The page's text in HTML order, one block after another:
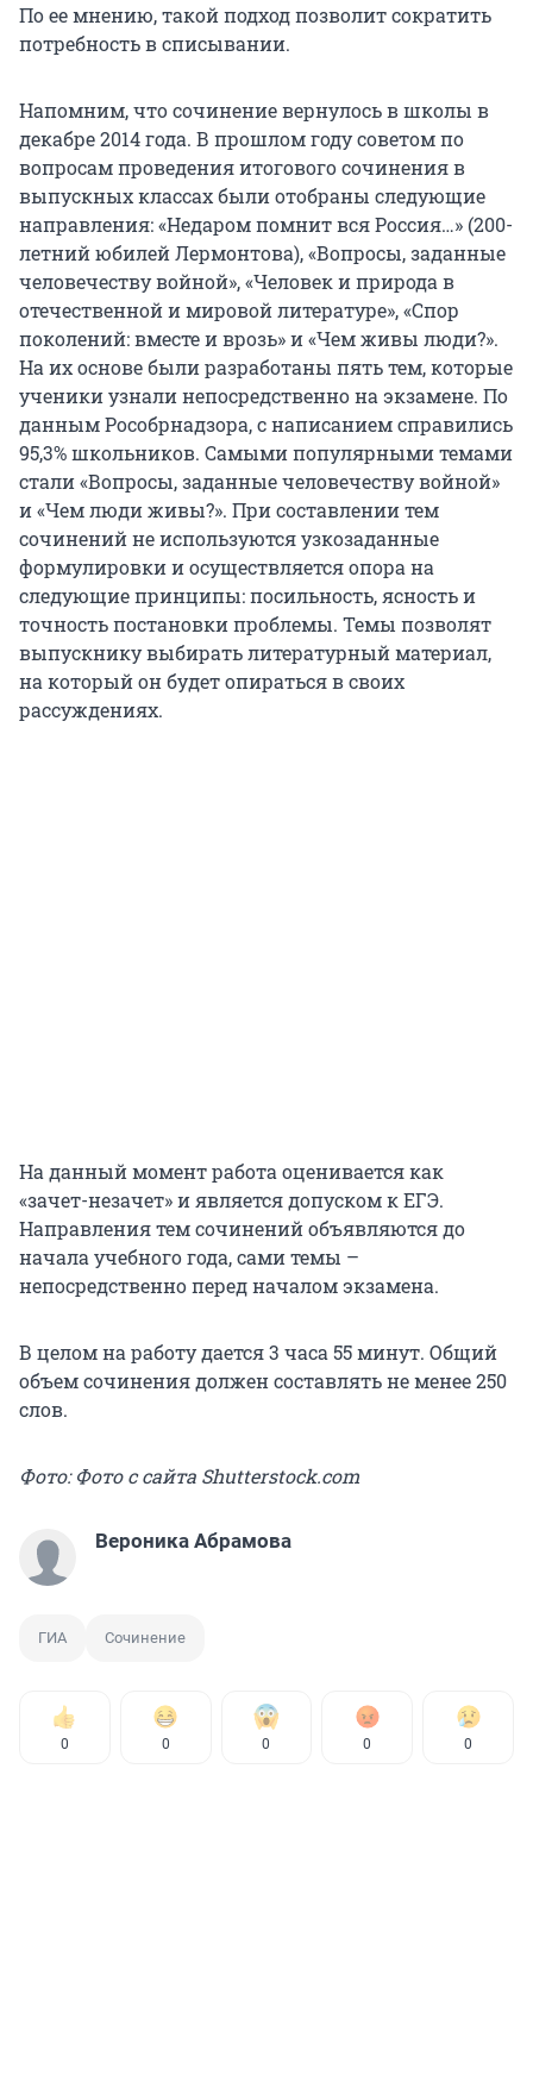
По ее мнению, такой подход позволит сократить
потребность в списывании.
Напомним, что сочинение вернулось в школы в
декабре 2014 года. В прошлом году советом по
вопросам проведения итогового сочинения в
выпускных классах были отобраны следующие
направления: «Недаром помнит вся Россия…» (200-
летний юбилей Лермонтова), «Вопросы, заданные
человечеству войной», «Человек и природа в
отечественной и мировой литературе», «Спор
поколений: вместе и врозь» и «Чем живы люди?».
На их основе были разработаны пять тем, которые
ученики узнали непосредственно на экзамене. По
данным Рособрнадзора, с написанием справились
95,3% школьников. Самыми популярными темами
стали «Вопросы, заданные человечеству войной»
и «Чем люди живы?». При составлении тем
сочинений не используются узкозаданные
формулировки и осуществляется опора на
следующие принципы: посильность, ясность и
точность постановки проблемы. Темы позволят
выпускнику выбирать литературный материал,
на который он будет опираться в своих
рассуждениях.
На данный момент работа оценивается как
«зачет-незачет» и является допуском к ЕГЭ.
Направления тем сочинений объявляются до
начала учебного года, сами темы –
непосредственно перед началом экзамена.
В целом на работу дается 3 часа 55 минут. Общий
объем сочинения должен составлять не менее 250
слов.
Фото: Фото с сайта Shutterstock.com
Вероника Абрамова
ГИА Сочинение
0 0 0 0 0